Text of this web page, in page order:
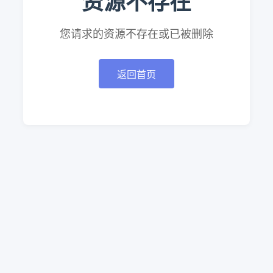
您请求的资源不存在或已被删除
返回首页